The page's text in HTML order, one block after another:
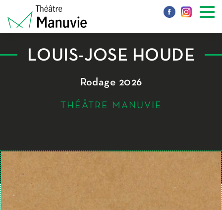
LOUIS-JOSÉ HOUDE
Rodage 2026
THÉÂTRE MANUVIE